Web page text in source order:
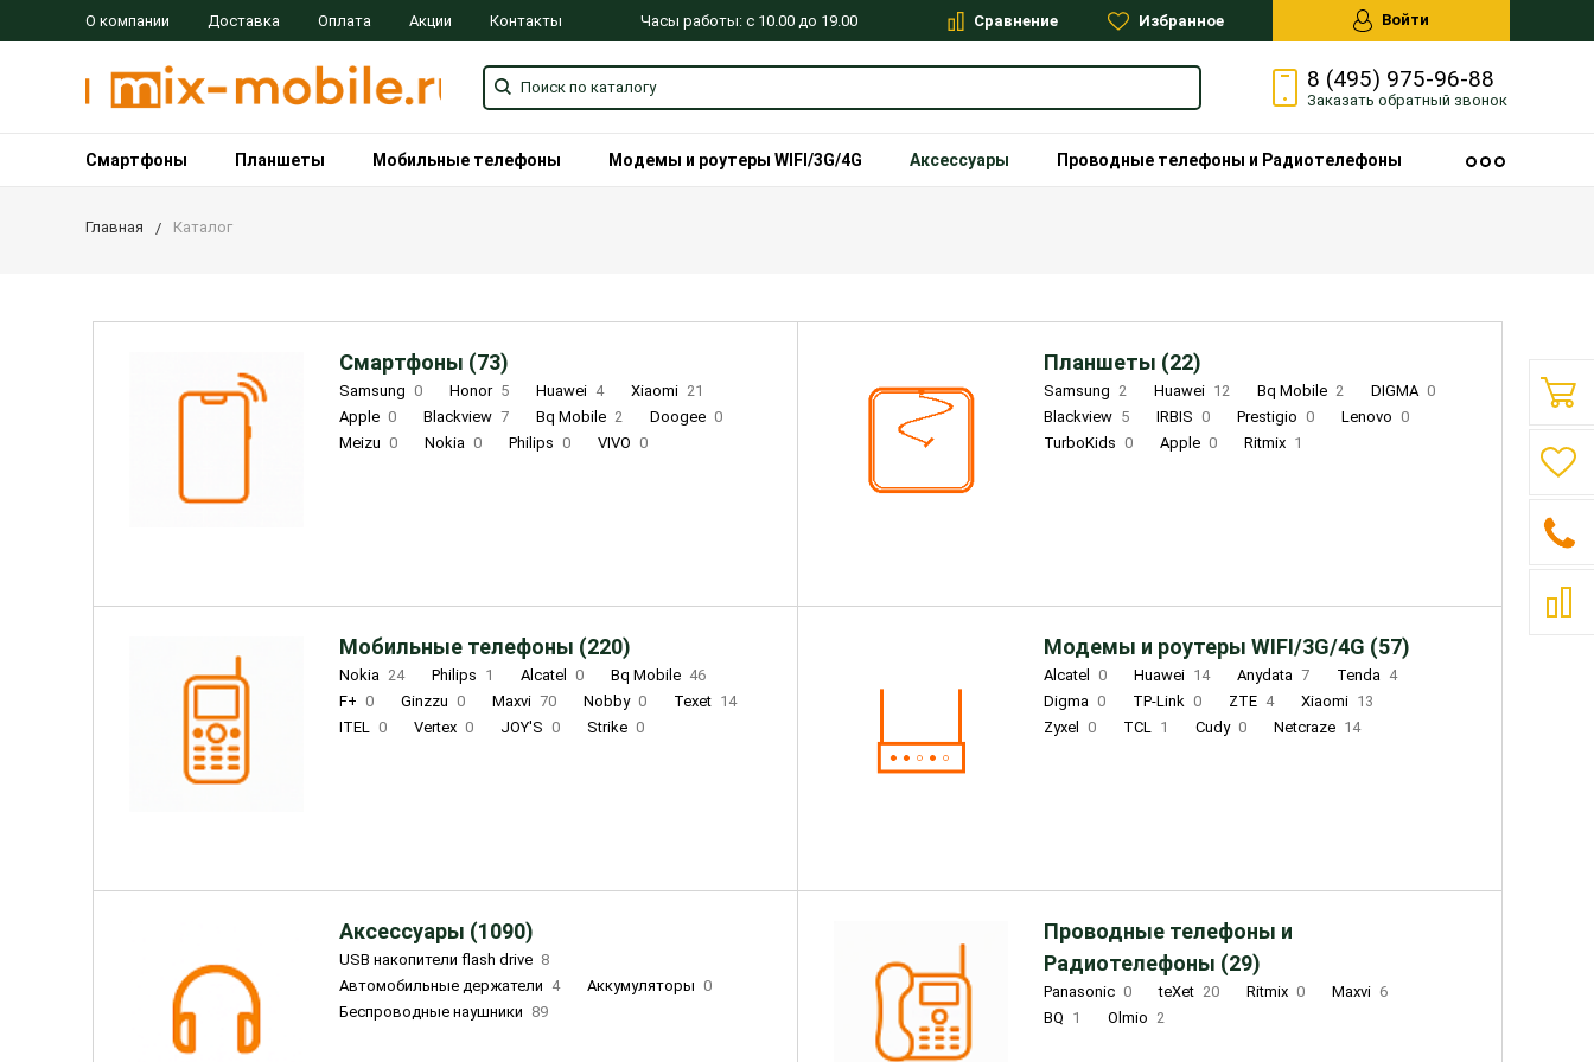
О компании Доставка Оплата Акции Контакты Часы работы: с 10.00 до 19.00 Сравнение Избранное Войти
8 (495) 975-96-88
Заказать обратный звонок
Смартфоны Планшеты Мобильные телефоны Модемы и роутеры WIFI/3G/4G Аксессуары Проводные телефоны и Радиотелефоны
Главная Каталог
Смартфоны (73)
Samsung 0 Honor 5 Huawei 4 Xiaomi 21
Apple 0 Blackview 7 Bq Mobile 2 Doogee 0
Meizu 0 Nokia 0 Philips 0 VIVO 0
Планшеты (22)
Samsung 2 Huawei 12 Bq Mobile 2 DIGMA 0
Blackview 5 IRBIS 0 Prestigio 0 Lenovo 0
TurboKids 0 Apple 0 Ritmix 1
Мобильные телефоны (220)
Nokia 24 Philips 1 Alcatel 0 Bq Mobile 46
F+ 0 Ginzzu 0 Maxvi 70 Nobby 0 Texet 14
ITEL 0 Vertex 0 JOY'S 0 Strike 0
Модемы и роутеры WIFI/3G/4G (57)
Alcatel 0 Huawei 14 Anydata 7 Tenda 4
Digma 0 TP-Link 0 ZTE 4 Xiaomi 13
Zyxel
0 TCL 1 Cudy 0 Netcraze 14
Аксессуары (1090)
USB накопители flash drive 8
Автомобильные держатели 4 Аккумуляторы 0
Беспроводные наушники 89
Проводные телефоны и
Радиотелефоны (29)
Panasonic 0 teXet 20 Ritmix 0 Maxvi 6
BQ 1 Olmio 2